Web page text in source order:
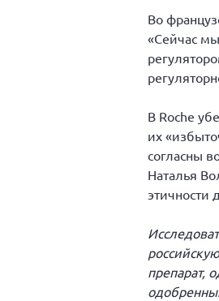
Во
«Сейчас
В Roche
их
согласны
Наталья
этичности
препарат,